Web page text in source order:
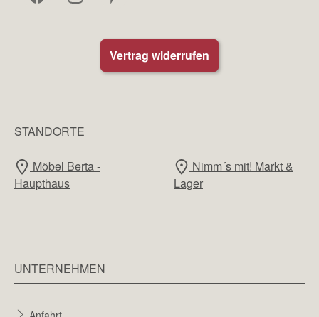
Vertrag widerrufen
STANDORTE
Möbel Berta -
Haupthaus
Nimm´s mit! Markt &
Lager
UNTERNEHMEN